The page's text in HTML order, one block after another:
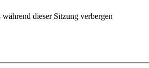
dieser Sitzung verbergen